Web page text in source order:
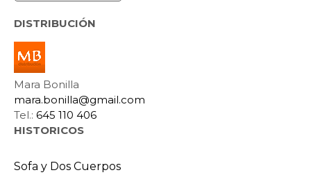
HISTORICOS
Sofa y Dos Cuerpos
DISTRIBUCIÓN
Mara Bonilla
mara.bonilla@gmail.com
Tel.: 645 110 406